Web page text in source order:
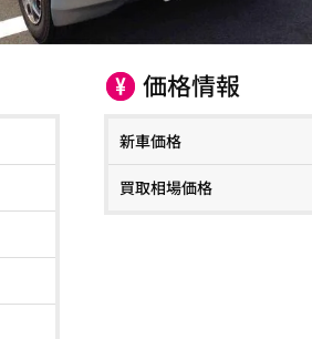
価格情報
新車価格
買取相場価格